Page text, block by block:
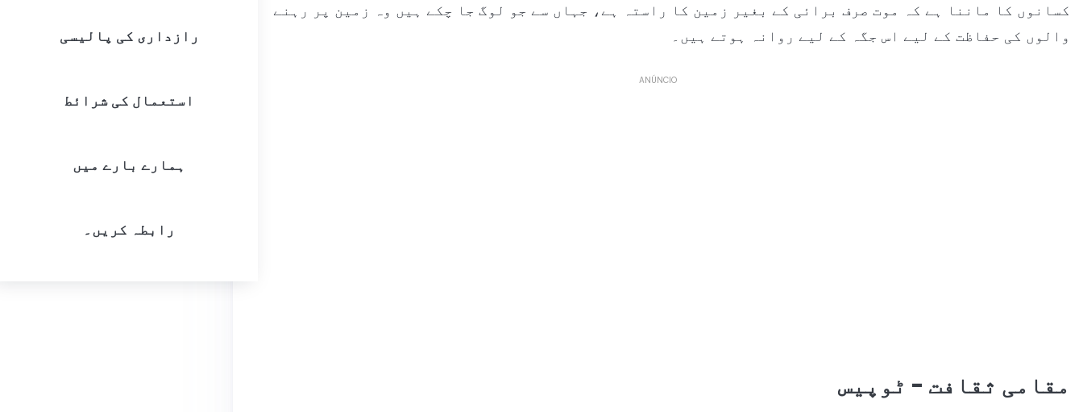
رازداری کی پالیسی
استعمال کی شرائط
ہمارے بارے میں
رابطہ کریں۔
کسانوں کا ماننا ہے کہ موت صرف برائی کے بغیر زمین کا راستہ ہے، جہاں سے جو لوگ جا چکے ہیں وہ زمین پر رہنے
والوں کی حفاظت کے لیے اس جگہ کے لیے روانہ ہوتے ہیں۔
ANÚNCIO
مقامی ثقافت - ٹوپیس